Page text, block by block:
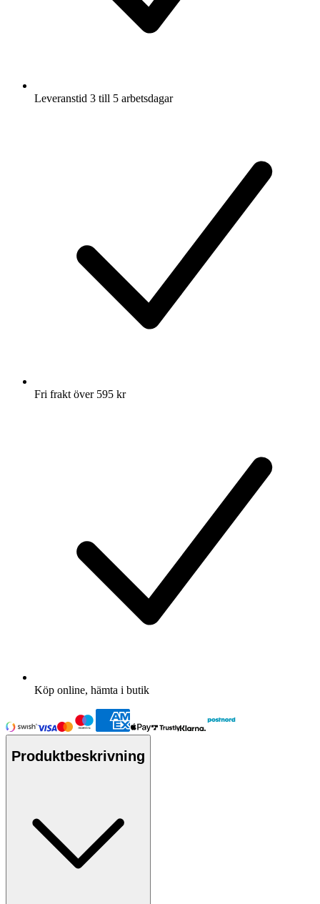
Leveranstid 3 till 5 arbetsdagar
Fri frakt över 595 kr
Köp online, hämta i butik
Produktbeskrivning